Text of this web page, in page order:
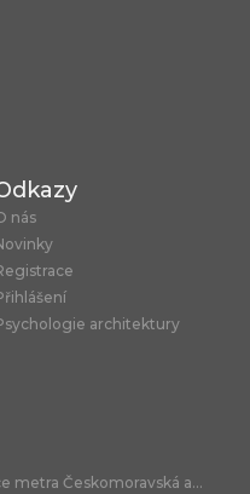
nás
architektury
metra Českomoravská a...